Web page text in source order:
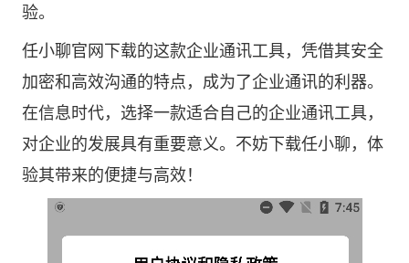
验。
任小聊官网下载的这款企业通讯工具，凭借其安全
加密和高效沟通的特点，成为了企业通讯的利器。
在信息时代，选择一款适合自己的企业通讯工具，
对企业的发展具有重要意义。不妨下载任小聊，体
验其带来的便捷与高效！